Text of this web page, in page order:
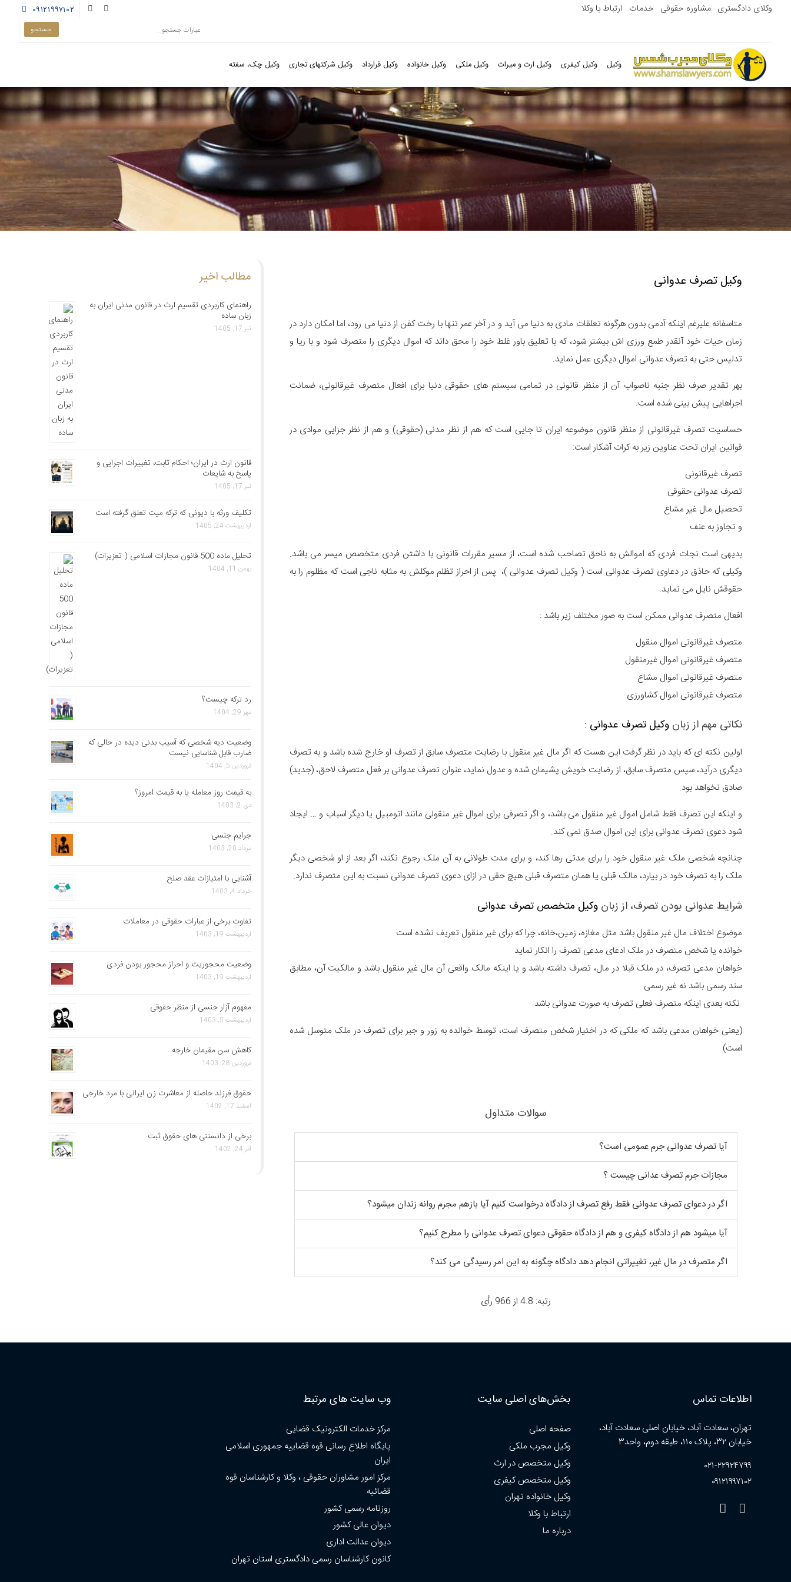
۰۹۱۲۱۹۹۷۱۰۲ وکلای دادگستری مشاوره حقوقی خدمات ارتباط با وکلا
وکیل وکیل کیفری وکیل ارث و میراث وکیل ملکی وکیل خانواده وکیل قرارداد وکیل شرکتهای تجاری وکیل چک، سفته
وکیل تصرف عدوانی
متاسفانه علیرغم اینکه آدمی بدون هرگونه تعلقات مادی به دنیا می آید و در آخر عمر تنها با رخت کفن از دنیا می رود، اما امکان دارد در
زمان حیات خود آنقدر طمع ورزی اش بیشتر شود، که با تعلیق باور غلط خود را محق داند که اموال دیگری را متصرف شود و با ریا و
تدلیس حتی به تصرف عدوانی اموال دیگری عمل نماید.
بهر تقدیر صرف نظر جنبه ناصواب آن از منظر قانونی در تمامی سیستم های حقوقی دنیا برای افعال متصرف غیرقانونی، ضمانت
اجراهایی پیش بینی شده است.
حساسیت تصرف غیرقانونی از منظر قانون موضوعه ایران تا جایی است که هم از نظر مدنی (حقوقی) و هم از نظر جزایی موادی در
قوانین ایران تحت عناوین زیر به کرات آشکار است:
تصرف غیرقانونی
تصرف عدوانی حقوقی
تحصیل مال غیر مشاع
و تجاوز به عنف
بدیهی است نجات فردی که اموالش به ناحق تصاحب شده است، از مسیر مقررات قانونی با داشتن فردی متخصص میسر می باشد.
وکیلی که حاذق در دعاوی تصرف عدوانی است ( وکیل تصرف عدوانی )، پس از احراز تظلم موکلش به مثابه ناجی است که مظلوم را به
حقوقش نایل می نماید.
افعال متصرف عدوانی ممکن است به صور مختلف زیر باشد :
متصرف غیرقانونی اموال منقول
متصرف غیرقانونی اموال غیرمنقول
متصرف غیرقانونی اموال مشاع
متصرف غیرقانونی اموال کشاورزی
نکاتی مهم از زبانوکیل تصرف عدوانی :
اولین نکته ای که باید در نظر گرفت این هست که اگر مال غیر منقول با رضایت متصرف سابق از تصرف او خارج شده باشد و به تصرف
دیگری درآید، سپس متصرف سابق، از رضایت خویش پشیمان شده و عدول نماید، عنوان تصرف عدوانی بر فعل متصرف لاحق، (جدید)
صادق نخواهد بود.
و اینکه این تصرف فقط شامل اموال غیر منقول می باشد، و اگر تصرفی برای اموال غیر منقولی مانند اتومبیل یا دیگر اسباب و … ایجاد
شود دعوی تصرف عدوانی برای این اموال صدق نمی کند.
چنانچه شخصی ملک غیر منقول خود را برای مدتی رها کند، و برای مدت طولانی به آن ملک رجوع نکند، اگر بعد از او شخصی دیگر
ملک را به تصرف خود در بیارد، مالک قبلی یا همان متصرف قبلی هیچ حقی در ازای دعوی تصرف عدوانی نسبت به این متصرف ندارد.
شرایط عدوانی بودن تصرف، از زبانوکیل متخصص تصرف عدوانی
موضوع اختلاف مال غیر منقول باشد مثل مغازه، زمین،خانه، چرا که برای غیر منقول تعریف نشده است
خوانده یا شخص متصرف در ملک ادعای مدعی تصرف را انکار نماید
خواهان مدعی تصرف، در ملک قبلا در مال، تصرف داشته باشد و یا اینکه مالک واقعی آن مال غیر منقول باشد و مالکیت آن، مطابق
سند رسمی باشد نه غیر رسمی
نکته بعدی اینکه متصرف فعلی تصرف به صورت عدوانی باشد
(یعنی خواهان مدعی باشد که ملکی که در اختیار شخص متصرف است، توسط خوانده به زور و جبر برای تصرف در ملک متوسل شده
است)
سوالات متداول
آیا تصرف عدوانی جرم عمومی است؟
مجازات جرم تصرف عدانی چیست ؟
اگر در دعوای تصرف عدوانی فقط رفع تصرف از دادگاه درخواست کنیم آیا بازهم مجرم روانه زندان میشود؟
آیا میشود هم از دادگاه کیفری و هم از دادگاه حقوقی دعوای تصرف عدوانی را مطرح کنیم؟
اگر متصرف در مال غیر، تغییراتی انجام دهد دادگاه چگونه به این امر رسیدگی می کند؟
رتبه: 4.8 از 966 رأی
مطالب اخیر
راهنمای کاربردی تقسیم ارث در قانون مدنی ایران به
زبان ساده
تیر 17, 1405
قانون ارث در ایران؛ احکام ثابت، تغییرات اجرایی و
پاسخ به شایعات
تیر 17, 1405
تکلیف ورثه با دیونی که ترکه میت تعلق گرفته است
اردیبهشت 24, 1405
تحلیل ماده 500 قانون مجازات اسلامی ( تعزیرات)
بهمن 11, 1404
رد ترکه چیست؟
مهر 29, 1404
وضعیت دیه شخصی که آسیب بدنی دیده در حالی که
ضارب قابل شناسایی نیست
فروردین 5, 1404
به قیمت روز معامله یا به قیمت امروز؟
دی 2, 1403
جرایم جنسی
مرداد 20, 1403
آشنایی با امتیازات عقد صلح
خرداد 4, 1403
تفاوت برخی از عبارات حقوقی در معاملات
اردیبهشت 19, 1403
وضعیت محجوریت و احراز محجور بودن فردی
اردیبهشت 19, 1403
مفهوم آزار جنسی از منظر حقوقی
اردیبهشت 5, 1403
کاهش سن مقیمان خارجه
فروردین 28, 1403
حقوق فرزند حاصله از معاشرت زن ایرانی با مرد خارجی
اسفند 17, 1402
برخی از دانستنی های حقوق ثبت
آذر 24, 1402
اطلاعات تماس
تهران، سعادت آباد، خیابان اصلی سعادت آباد،
خیابان ۳۲، پلاک ۱۱۰، طبقه دوم، واحد۳
۰۲۱-۲۲۹۲۴۷۹۹
۰۹۱۲۱۹۹۷۱۰۲
بخش‌های اصلی سایت
صفحه اصلی
وکیل مجرب ملکی
وکیل متخصص در ارث
وکیل متخصص کیفری
وکیل خانواده تهران
ارتباط با وکلا
درباره ما
وب سایت های مرتبط
مرکز خدمات الکترونیک قضایی
پایگاه اطلاع رسانی قوه قضاییه جمهوری اسلامی
ایران
مرکز امور مشاوران حقوقی ، وکلا و کارشناسان قوه
قضائیه
روزنامه رسمی کشور
دیوان عالی کشور
دیوان عدالت اداری
کانون کارشناسان رسمی دادگستری استان تهران